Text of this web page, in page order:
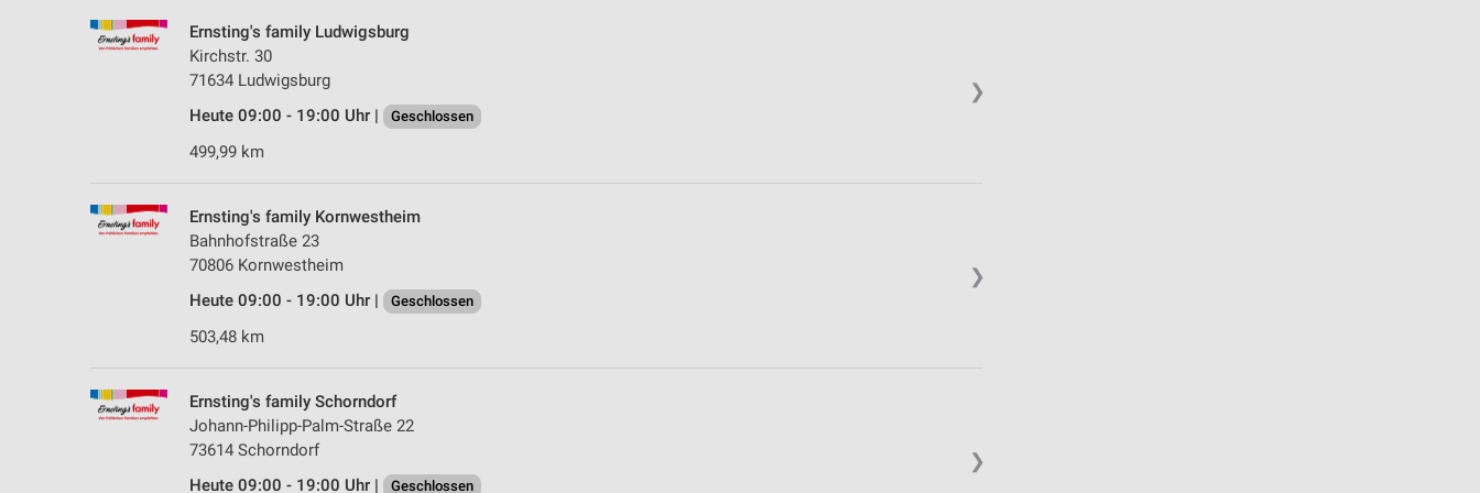
❯
Ernsting's family Ludwigsburg
Kirchstr. 30
71634 Ludwigsburg
Heute 09:00 - 19:00 Uhr |
Geschlossen
499,99 km
❯
Ernsting's family Kornwestheim
Bahnhofstraße 23
70806 Kornwestheim
Heute 09:00 - 19:00 Uhr |
Geschlossen
503,48 km
❯
Ernsting's family Schorndorf
Johann-Philipp-Palm-Straße 22
73614 Schorndorf
Heute 09:00 - 19:00 Uhr |
Geschlossen